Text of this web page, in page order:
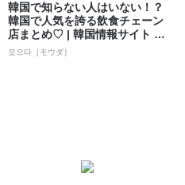
韓国で知らない人はいない！？
韓国で人気を誇る飲食チェーン
店まとめ♡ | 韓国情報サイト 모
으다［モ...
모으다［モウダ］